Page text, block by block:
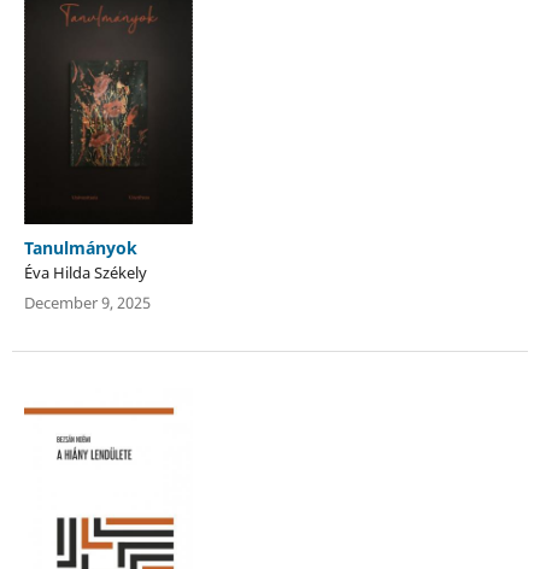
Tanulmányok
Éva Hilda Székely
December 9, 2025